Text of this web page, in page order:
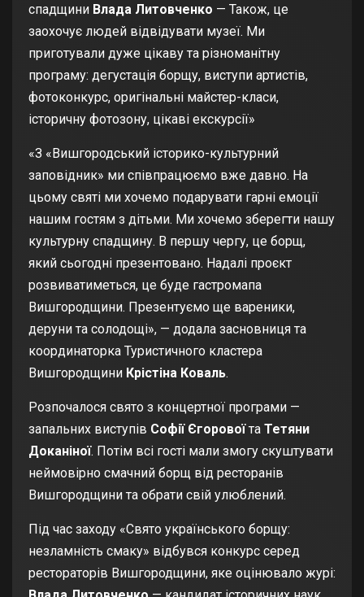
спадщини Влада Литовченко — Також, це
заохочує людей відвідувати музеї. Ми
приготували дуже цікаву та різноманітну
програму: дегустація борщу, виступи артистів,
фотоконкурс, оригінальні майстер-класи,
історичну фотозону, цікаві екскурсії»
«З «Вишгородський історико-культурний
заповідник» ми співпрацюємо вже давно. На
цьому святі ми хочемо подарувати гарні емоції
нашим гостям з дітьми. Ми хочемо зберегти нашу
культурну спадщину. В першу чергу, це борщ,
який сьогодні презентовано. Надалі проєкт
розвиватиметься, це буде гастромапа
Вишгородщини. Презентуємо ще вареники,
деруни та солодощі», — додала засновниця та
координаторка Туристичного кластера
Вишгородщини Крістіна Коваль.
Розпочалося свято з концертної програми —
запальних виступів Софії Єгоровоїта Тетяни
Доканіної. Потім всі гості мали змогу скуштувати
неймовірно смачний борщ від ресторанів
Вишгородщини та обрати свій улюблений.
Під час заходу «Свято українського борщу:
незламність смаку» відбувся конкурс серед
рестораторів Вишгородщини, яке оцінювало журі: